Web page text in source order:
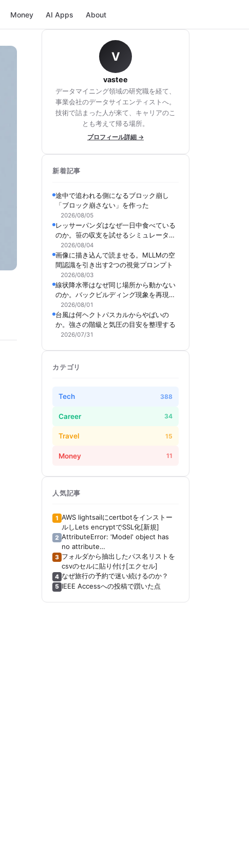
Money AI Apps About
V
vastee
データマイニング領域の研究職を経て、
事業会社のデータサイエンティストへ。
技術で詰まった人が来て、キャリアのこ
とも考えて帰る場所。
プロフィール詳細 →
新着記事
途中で追われる側になるブロック崩し
「ブロック崩さない」を作った
2026/08/05
レッサーパンダはなぜ一日中食べている
のか。笹の収支を試せるシミュレーター
を作った
2026/08/04
画像に描き込んで読ませる。MLLMの空
間認識を引き出す2つの視覚プロンプト
2026/08/03
線状降水帯はなぜ同じ場所から動かない
のか。バックビルディング現象を再現で
きるシミュレーターを作った
2026/08/01
台風は何ヘクトパスカルからやばいの
か。強さの階級と気圧の目安を整理する
2026/07/31
カテゴリ
Tech 388
Career 34
Travel 15
Money 11
人気記事
1 AWS lightsailにcertbotをインストー
ルしLets encryptでSSL化[新規]
2 AttributeError: 'Model' object has
no attribute
'_get_distribution_strategy'[Keras]
[Tensorboard]
3 フォルダから抽出したパス名リストを
csvのセルに貼り付け[エクセル]
4 なぜ旅行の予約で迷い続けるのか？
5 IEEE Accessへの投稿で躓いた点